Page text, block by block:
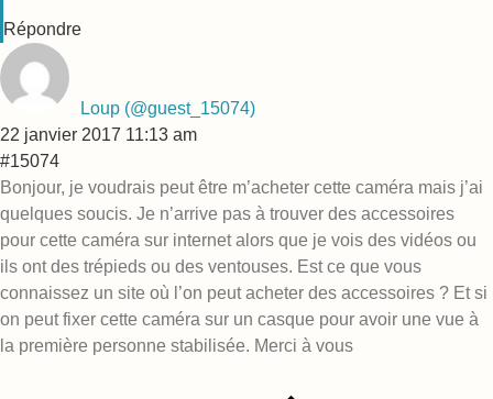
Répondre
Loup (@guest_15074)
22 janvier 2017 11:13 am
#15074
Bonjour, je voudrais peut être m’acheter cette caméra mais j’ai
quelques soucis. Je n’arrive pas à trouver des accessoires
pour cette caméra sur internet alors que je vois des vidéos ou
ils ont des trépieds ou des ventouses. Est ce que vous
connaissez un site où l’on peut acheter des accessoires ? Et si
on peut fixer cette caméra sur un casque pour avoir une vue à
la première personne stabilisée. Merci à vous